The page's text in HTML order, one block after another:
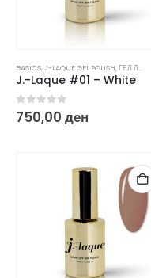
BASICS,J-LAQUE GEL POLISH,ГЕЛ ЛАКОВИ
J.-Laque #01 – White
0 out of 5
750,00 ден